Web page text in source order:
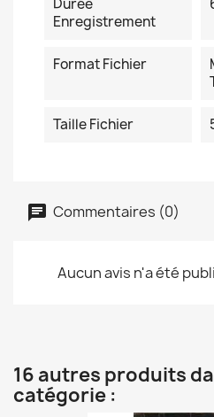
Durée
Enregistrement
Format Fichier
Taille Fichier
Commentaires (0)
Aucun avis n'a été
16 autres produits
catégorie :